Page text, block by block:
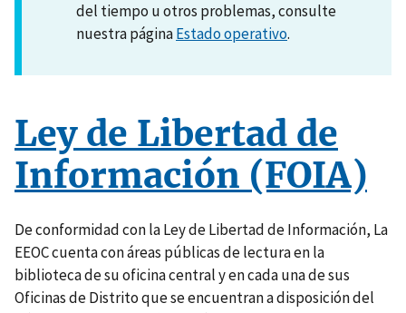
del tiempo u otros problemas, consulte
nuestra páginaEstado operativo.
Ley de Libertad de
Información (FOIA)
De conformidad con la Ley de Libertad de Información, La
EEOC cuenta con áreas públicas de lectura en la
biblioteca de su oficina central y en cada una de sus
Oficinas de Distrito que se encuentran a disposición del